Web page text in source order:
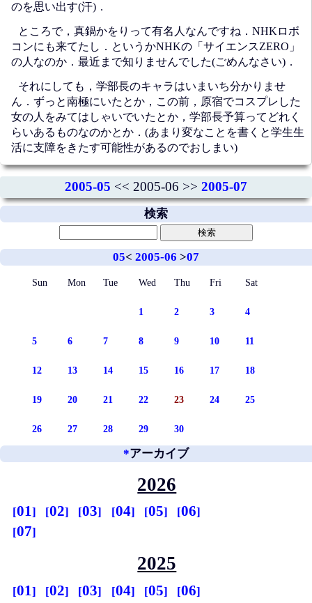
のを思い出す(汗)．
ところで，真鍋かをりって有名人なんですね．NHKロボ
コンにも来てたし．というかNHKの「サイエンスZERO」
の人なのか．最近まで知りませんでした(ごめんなさい)．
それにしても，学部長のキャラはいまいち分かりませ
ん．ずっと南極にいたとか，この前，原宿でコスプレした
女の人をみてはしゃいでいたとか，学部長予算ってどれく
らいあるものなのかとか．(あまり変なことを書くと学生生
活に支障をきたす可能性があるのでおしまい)
2005-05 << 2005-06 >> 2005-07
検索
05< 2005-06 >07
Sun Mon Tue Wed Thu Fri Sat
1 2 3 4
5 6 7 8 9 10 11
12 13 14 15 16 17 18
19 20 21 22 23 24 25
26 27 28 29 30
*アーカイブ
2026
01 02 03 04 05
06
07
2025
01 02 03 04 05
06